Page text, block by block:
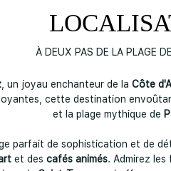
À DEUX PAS DE LA PLAGE
, un joyau enchanteur de la Côte
cette destination
et la plage mythique de
parfait de sophistication et de
et des cafés animés. Admirez les